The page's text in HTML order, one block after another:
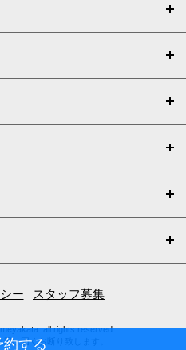
約する
ー スタッフ募集
all rights reserved.
は固くお断り致します。